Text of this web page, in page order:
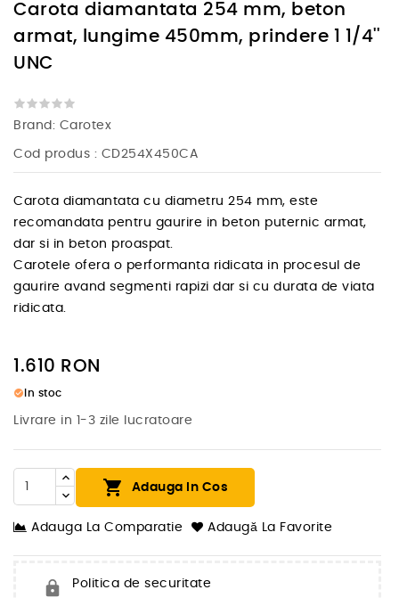
Carota diamantata 254 mm, beton
armat, lungime 450mm, prindere 1 1/4''
UNC
Brand: Carotex
Cod produs : CD254X450CA
Carota diamantata cu diametru 254 mm, este
recomandata pentru gaurire in beton puternic armat,
dar si in beton proaspat.
Carotele ofera o performanta ridicata in procesul de
gaurire avand segmenti rapizi dar si cu durata de viata
ridicata.
1.610 RON
check_circle In stoc
Livrare in 1-3 zile lucratoare
 Adauga In Cos
Adauga La Comparatie Adaugă La Favorite
Politica de securitate